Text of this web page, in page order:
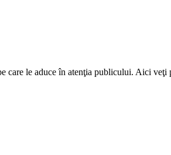
care le aduce în atenţia publicului. Aici